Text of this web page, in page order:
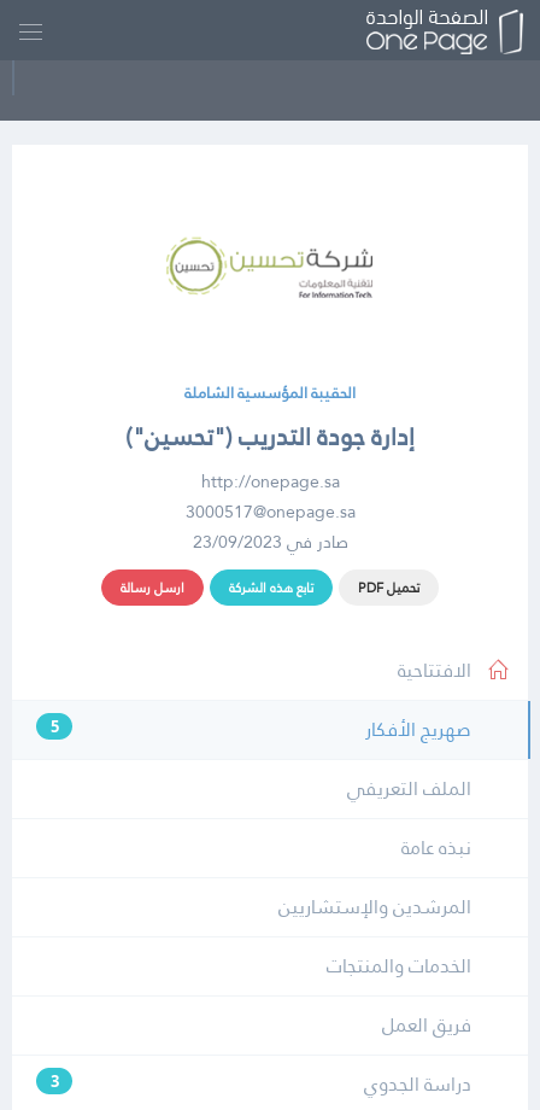
الحقيبة المؤسسية الشاملة
إدارة جودة التدريب ("تحسين")
http://onepage.sa
3000517@onepage.sa
صادر في 23/09/2023
تحميل PDF تابع هذه الشركة ارسل رسالة
الافتتاحية
صهريج الأفكار
5
الملف التعريفي
نبذه عامة
المرشدين والإستشاريين
الخدمات والمنتجات
فريق العمل
دراسة الجدوي
3